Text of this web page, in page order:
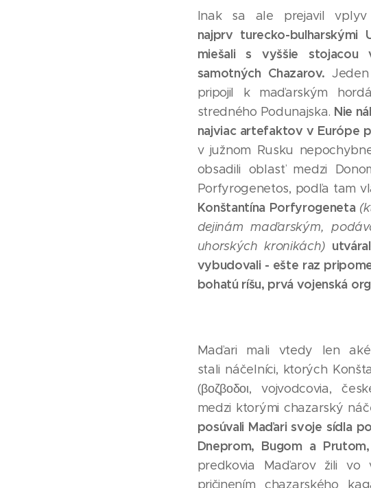
Inak sa ale prejavil vplyv
najprv turecko-bulharskými
miešali s vyššie stojacou
samotných Chazarov.
pripojil k maďarským
stredného Podunajska. Nie
najviac artefaktov v Európe
v južnom Rusku
obsadili oblasť medzi
Porfyrogenetos, podľa tam
Konštantína Porfyrogeneta
dejinám maďarským,
uhorských kronikách)
vybudovali - ešte raz
bohatú ríšu, prvá vojenská
Maďari mali vtedy len
stali náčelníci, ktorých
(βοζβοδοι, vojvodcovia,
medzi ktorými chazarský
posúvali Maďari svoje sídla
Dneprom, Bugom a
predkovia Maďarov žili
pričinením chazarského